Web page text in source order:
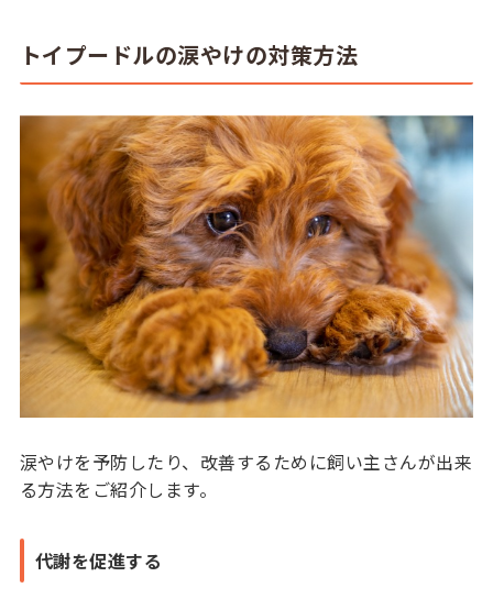
トイプードルの涙やけの対策方法
涙やけを予防したり、改善するために飼い主さんが出来
る方法をご紹介します。
代謝を促進する